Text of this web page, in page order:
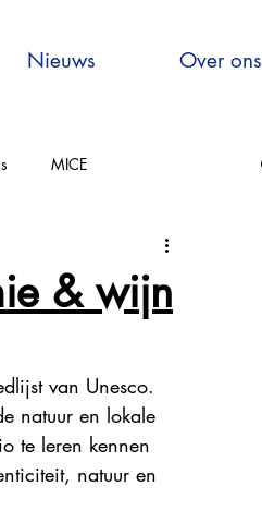
Nieuws Over ons
MICE
Hauts-de-France
Excellence
& wijn
van Unesco.
natuur en lokale
te leren kennen
natuur en